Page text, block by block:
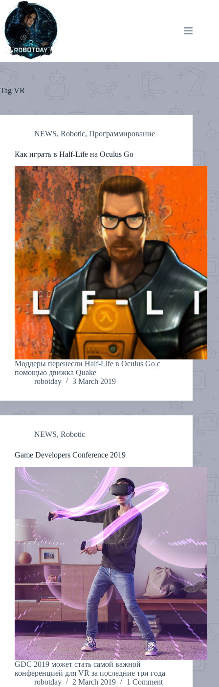
content
Tag VR
NEWS, Robotic, Программирование
Как играть в Half-Life на Oculus Go
Моддеры перенесли Half-Life в Oculus Go с
помощью движка Quake
robotday
3 March 2019
NEWS, Robotic
Game Developers Conference 2019
GDC 2019 может стать самой важной
конференцией для VR за последние три года
robotday
2 March 2019 1 Comment